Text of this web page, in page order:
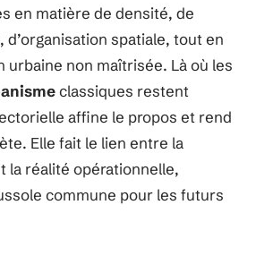
en matière de densité, de
d’organisation spatiale, tout en
urbaine non maîtrisée. Là où les
classiques restent
affine le propos et rend
Elle fait le lien entre la
la réalité opérationnelle,
commune pour les futurs